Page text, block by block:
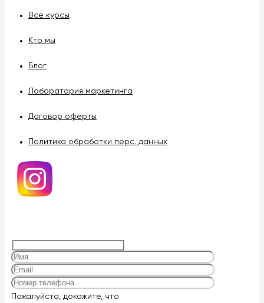
Все курсы
Кто мы
Блог
Лаборатория маркетинга
Договор оферты
Политика обработки перс. данных
Оставьте
Пожалуйста, докажите, что